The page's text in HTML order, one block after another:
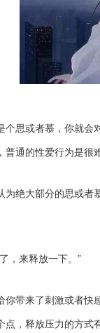
个思或者慕，你就
通的性爱行为是很
为绝大部分的思或
，来释放一下。”
带来了刺激或者
点，释放压力的方式